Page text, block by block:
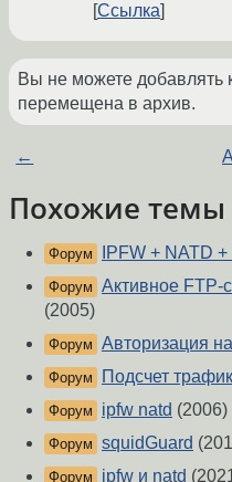
Ссылка
Вы не можете добавлять
перемещена в архив.
←
Похожие темы
Форум IPFW + NATD
Форум Активное FTP-
(2005)
Форум Авторизация
Форум Подсчет
Форум ipfw natd (2006)
Форум squidGuard
Форум ipfw и natd